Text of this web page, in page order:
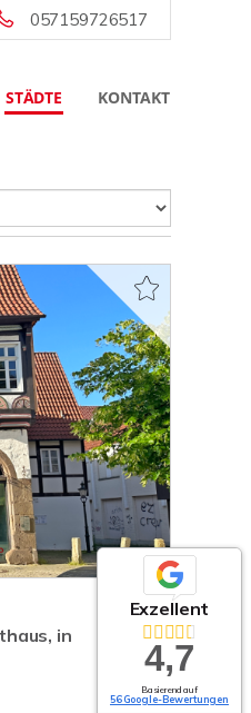
057159726517
STÄDTE KONTAKT
in
Exzellent
4,7
Basierend auf
56 Google-Bewertungen